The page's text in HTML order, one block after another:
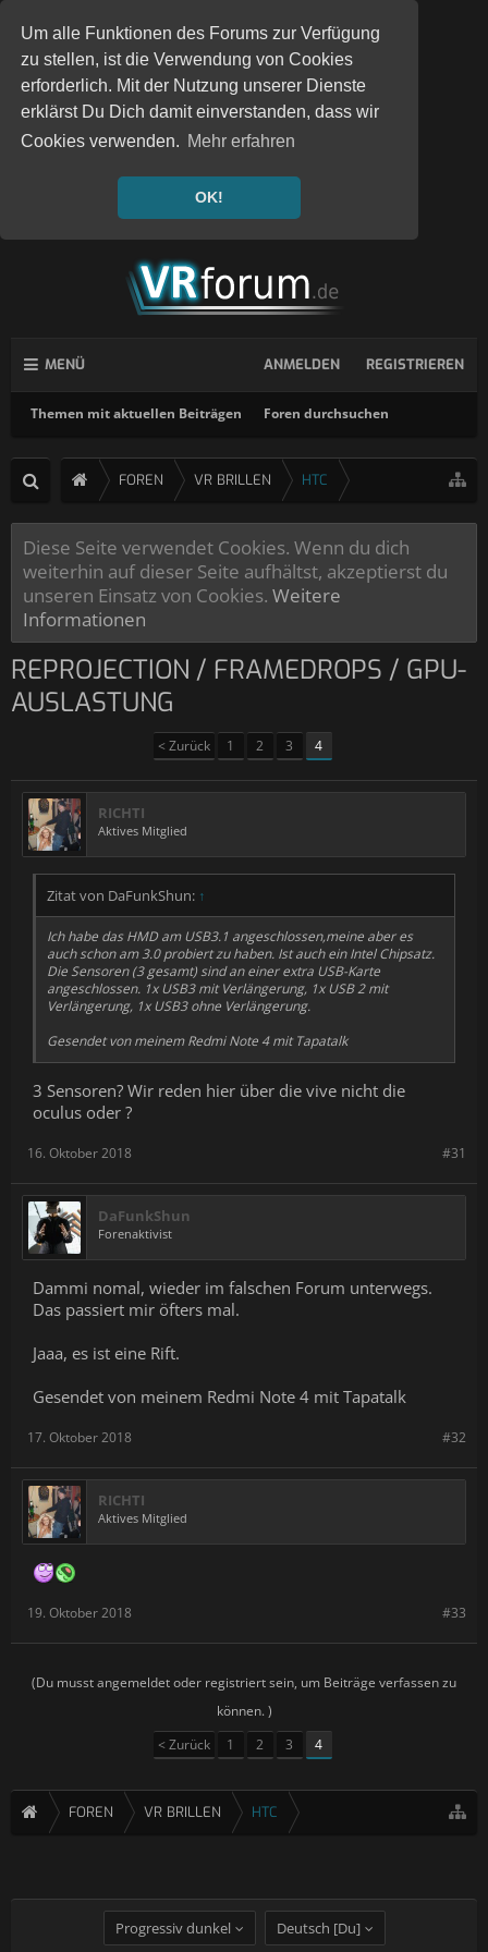
Um alle Funktionen des Forums zur Verfügung
zu stellen, ist die Verwendung von Cookies
erforderlich. Mit der Nutzung unserer Dienste
erklärst Du Dich damit einverstanden, dass wir
Cookies verwenden. Mehr erfahren
OK!
MENÜ
Themen mit aktuellen Beiträgen Foren durchsuchen
ANMELDEN REGISTRIEREN
FOREN VR BRILLEN HTC
Diese Seite verwendet Cookies. Wenn du dich
weiterhin auf dieser Seite aufhältst, akzeptierst du
unseren Einsatz von Cookies. Weitere
Informationen
REPROJECTION / FRAMEDROPS / GPU-
AUSLASTUNG
< Zurück 1 2 3 4
RICHTI
Aktives Mitglied
Zitat von DaFunkShun: ↑
Ich habe das HMD am USB3.1 angeschlossen,meine aber es
auch schon am 3.0 probiert zu haben. Ist auch ein Intel Chipsatz.
Die Sensoren (3 gesamt) sind an einer extra USB-Karte
angeschlossen. 1x USB3 mit Verlängerung, 1x USB 2 mit
Verlängerung, 1x USB3 ohne Verlängerung.
Gesendet von meinem Redmi Note 4 mit Tapatalk
3 Sensoren? Wir reden hier über die vive nicht die
oculus oder ?
#31
16. Oktober 2018
DaFunkShun
Forenaktivist
Dammi nomal, wieder im falschen Forum unterwegs.
Das passiert mir öfters mal.
Jaaa, es ist eine Rift.
Gesendet von meinem Redmi Note 4 mit Tapatalk
#32
17. Oktober 2018
RICHTI
Aktives Mitglied
#33
19. Oktober 2018
(Du musst angemeldet oder registriert sein, um Beiträge verfassen zu
können. )
< Zurück
1 2 3 4
FOREN VR BRILLEN HTC
Progressiv dunkel Deutsch [Du]